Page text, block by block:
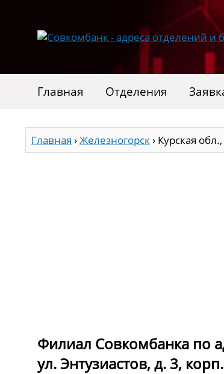
Главная Отделения
Главная ›Железногорск› Курская
Филиал Совкомбанка по
ул. Энтузиастов, д. 3,